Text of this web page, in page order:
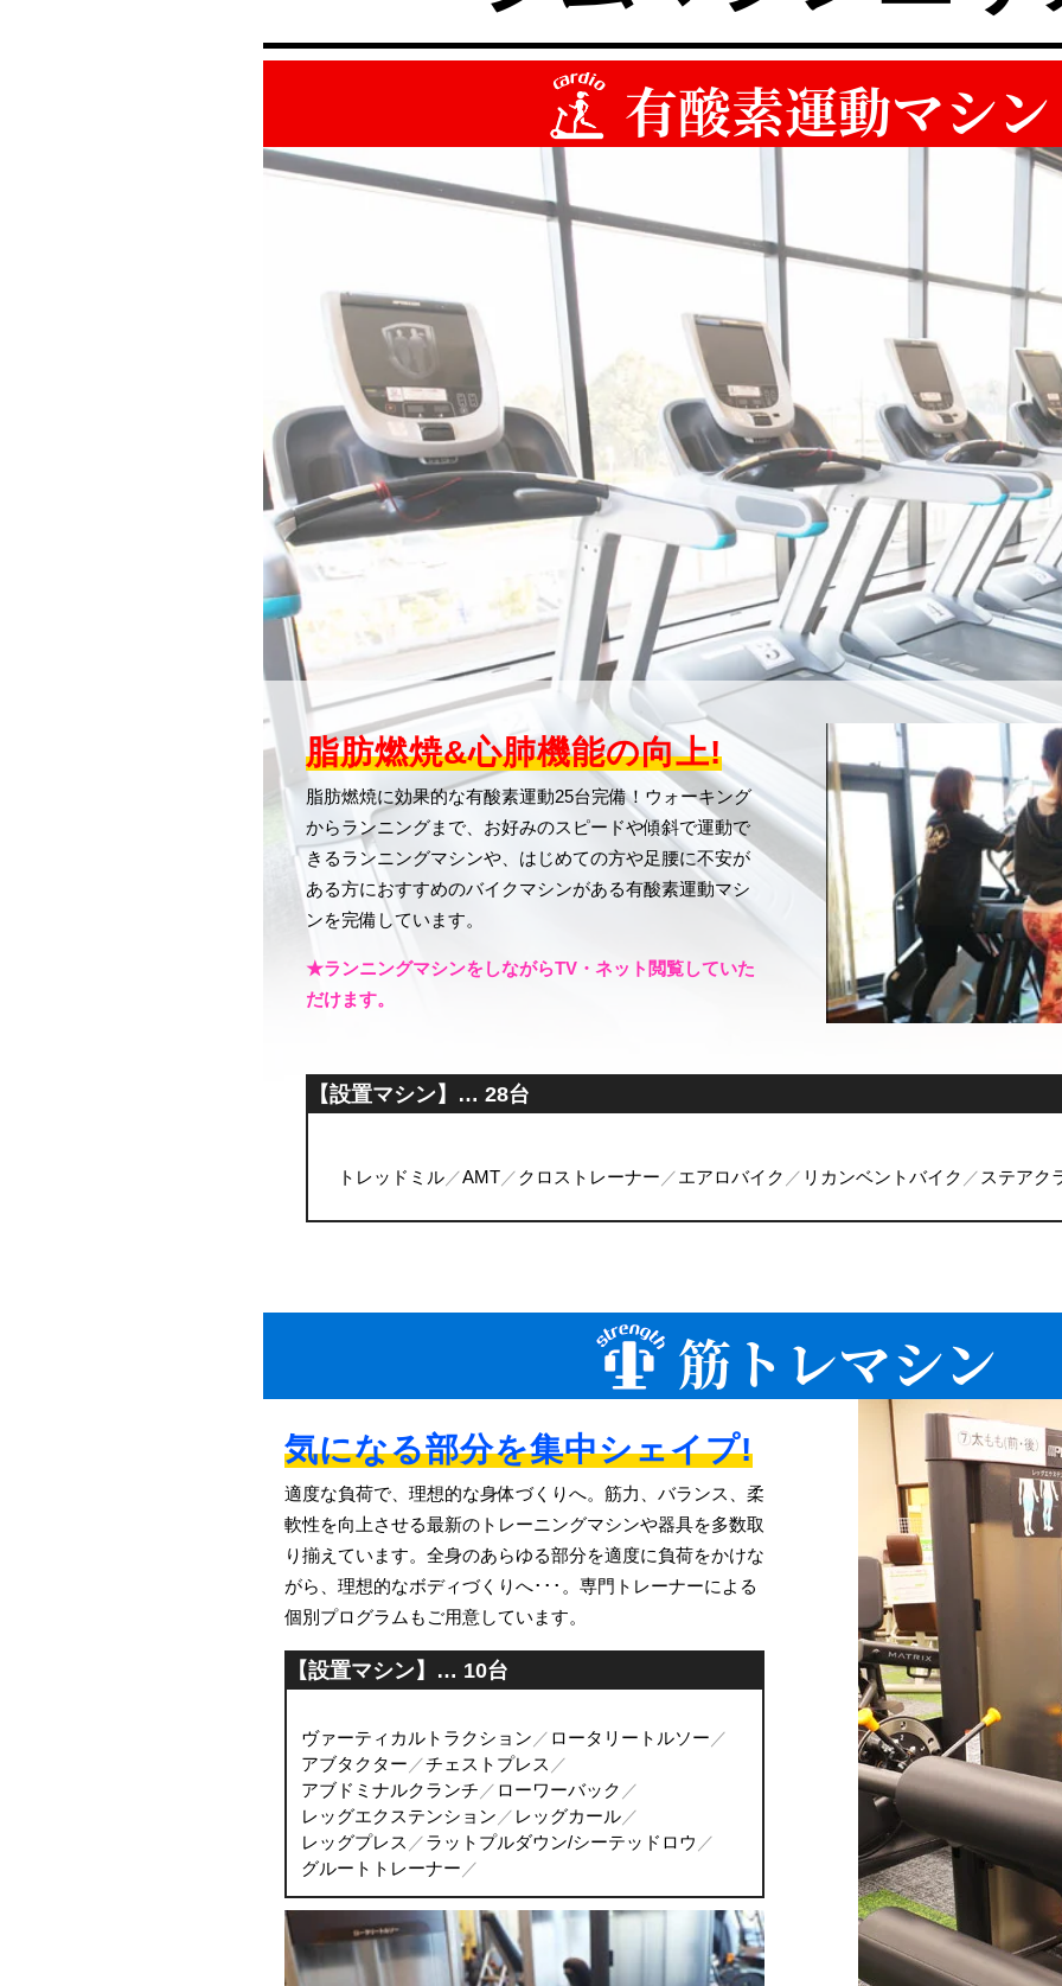
有酸素運動マシン
脂肪燃焼&心肺機能の向上!
脂肪燃焼に効果的な有酸素運動25台完備！ウォーキング
からランニングまで、お好みのスピードや傾斜で運動で
きるランニングマシンや、はじめての方や足腰に不安が
ある方におすすめのバイクマシンがある有酸素運動マシ
ンを完備しています。
★ランニングマシンをしながらTV・ネット閲覧していた
だけます。
【設置マシン】… 28台
トレッドミル AMT クロストレーナー エアロバイク リカンベントバイク ステアク
筋トレマシン
気になる部分を集中シェイプ!
適度な負荷で、理想的な身体づくりへ。筋力、バランス、柔
軟性を向上させる最新のトレーニングマシンや器具を多数取
り揃えています。全身のあらゆる部分を適度に負荷をかけな
がら、理想的なボディづくりへ･･･。専門トレーナーによる
個別プログラムもご用意しています。
【設置マシン】… 10台
ヴァーティカルトラクション
ロータリートルソー
アブタクター
チェストプレス
アブドミナルクランチ
ローワーバック
レッグエクステンション
レッグカール
レッグプレス
ラットプルダウン/シーテッドロウ
グルートトレーナー